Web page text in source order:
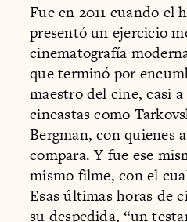
Fue en 2011 cuando el
presentó un ejercicio
cinematografía
que terminó por
maestro del cine, casi
cineastas como
Bergman, con quienes
compara. Y fue ese
mismo filme, con el
Esas últimas horas de
su despedida, “un